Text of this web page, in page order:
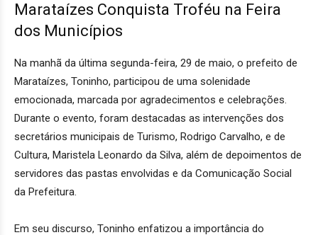
Marataízes Conquista Troféu na Feira
dos Municípios
Na manhã da última segunda-feira, 29 de maio, o prefeito de
Marataízes, Toninho, participou de uma solenidade
emocionada, marcada por agradecimentos e celebrações.
Durante o evento, foram destacadas as intervenções dos
secretários municipais de Turismo, Rodrigo Carvalho, e de
Cultura, Maristela Leonardo da Silva, além de depoimentos de
servidores das pastas envolvidas e da Comunicação Social
da Prefeitura.
Em seu discurso, Toninho enfatizou a importância do